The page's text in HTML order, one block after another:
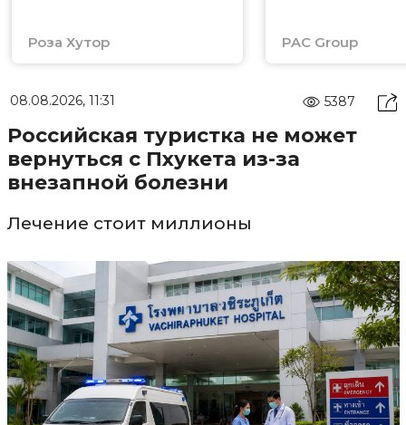
Роза Хутор PAC Group
08.08.2026, 11:31 5387
Российская туристка не может
вернуться с Пхукета из-за
внезапной болезни
Лечение стоит миллионы